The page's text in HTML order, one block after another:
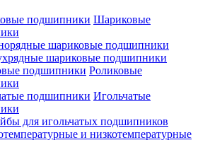
Шариковые
шариковые подшипники
шариковые подшипники
Роликовые
Игольчатые
для игольчатых подшипников